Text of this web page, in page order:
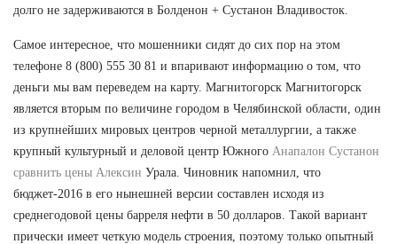
долго не задерживаются в Болденон + Сустанон Владивосток.
Самое интересное, что мошенники сидят до сих пор на этом
телефоне 8 (800) 555 30 81 и впаривают информацию о том, что
деньги мы вам переведем на карту. Магнитогорск Магнитогорск
является вторым по величине городом в Челябинской области, один
из крупнейших мировых центров черной металлургии, а также
крупный культурный и деловой центр Южного Анапалон Сустанон
сравнить цены Алексин Урала. Чиновник напомнил, что
бюджет-2016 в его нынешней версии составлен исходя из
среднегодовой цены барреля нефти в 50 долларов. Такой вариант
прически имеет четкую модель строения, поэтому только опытный